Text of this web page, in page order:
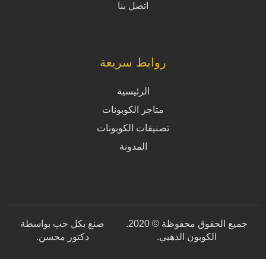
اتصل بنا
روابط سريعة
الرئيسية
متاجر الكوبونات
تصنيفات الكوبونات
المدونة
جميع الحقوق محفوظة © 2020.
الكوبون الذهبي.
صنع بكل حب بواسطة
دكتور محسن.